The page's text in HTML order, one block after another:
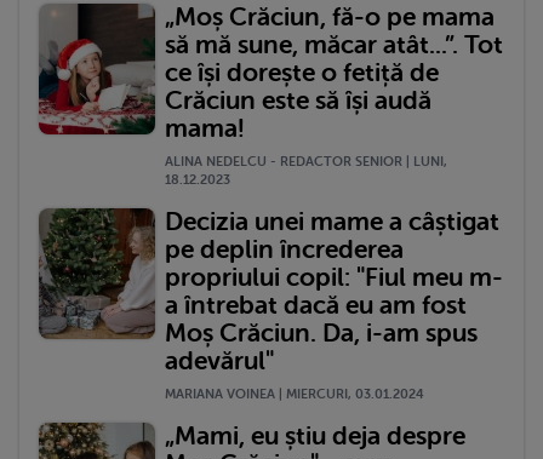
„Moș Crăciun, fă-o pe mama
să mă sune, măcar atât...”. Tot
ce își dorește o fetiță de
Crăciun este să își audă
mama!
ALINA NEDELCU - REDACTOR SENIOR | LUNI,
18.12.2023
Decizia unei mame a câștigat
pe deplin încrederea
propriului copil: "Fiul meu m-
a întrebat dacă eu am fost
Moș Crăciun. Da, i-am spus
adevărul"
MARIANA VOINEA | MIERCURI, 03.01.2024
„Mami, eu știu deja despre